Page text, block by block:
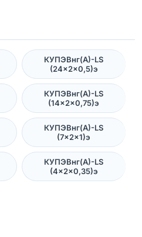
КУПЭВнг(А)-LS
(24×2×0,5)э
КУПЭВнг(А)-LS
(14×2×0,75)э
КУПЭВнг(А)-LS
(7×2×1)э
КУПЭВнг(А)-LS
(4×2×0,35)э